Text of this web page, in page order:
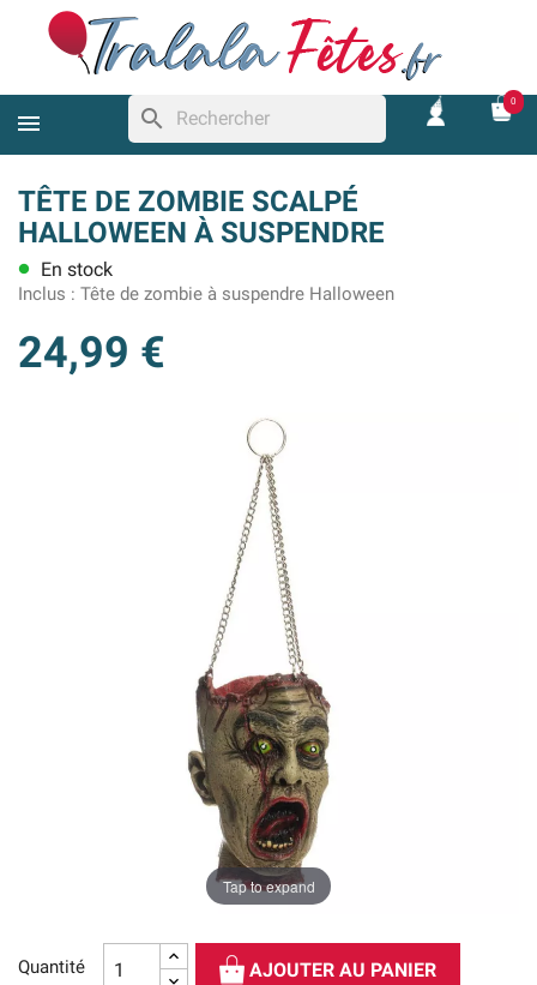
search
0
TÊTE DE ZOMBIE SCALPÉ
HALLOWEEN À SUSPENDRE
lens En stock
Inclus : Tête de zombie à suspendre Halloween
24,99 €
Tap to expand
Quantité AJOUTER AU PANIER